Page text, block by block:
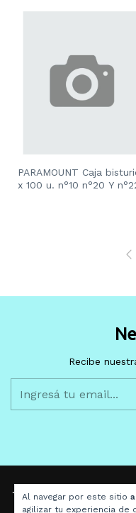
Al navegar por este sitio
agilizar tu experiencia de
PARAMOUNT Caja
x 100 u. n°10 n°20 Y
Recibe